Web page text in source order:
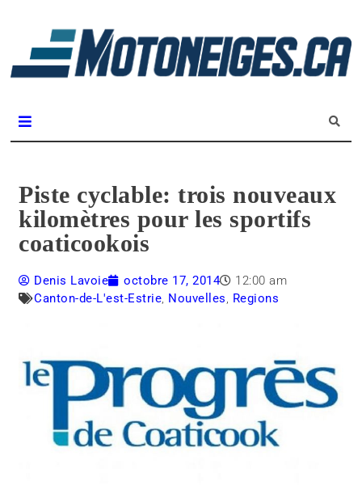
Piste cyclable: trois nouveaux
kilomètres pour les sportifs
coaticookois
Denis Lavoie octobre 17, 2014
12:00 am
Canton-de-L'est-Estrie, Nouvelles, Regions